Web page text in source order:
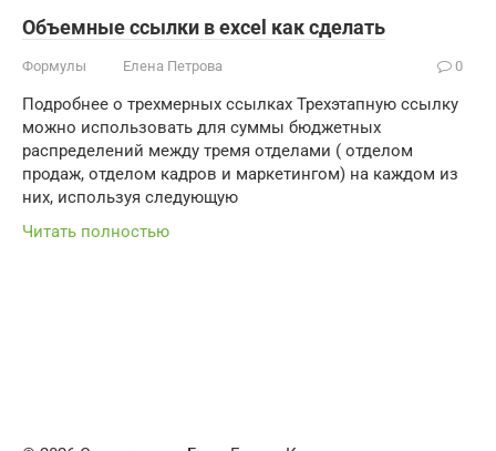
Объемные ссылки в excel как сделать
Формулы Елена Петрова 0
Подробнее о трехмерных ссылках Трехэтапную ссылку
можно использовать для суммы бюджетных
распределений между тремя отделами ( отделом
продаж, отделом кадров и маркетингом) на каждом из
них, используя следующую
Читать полностью